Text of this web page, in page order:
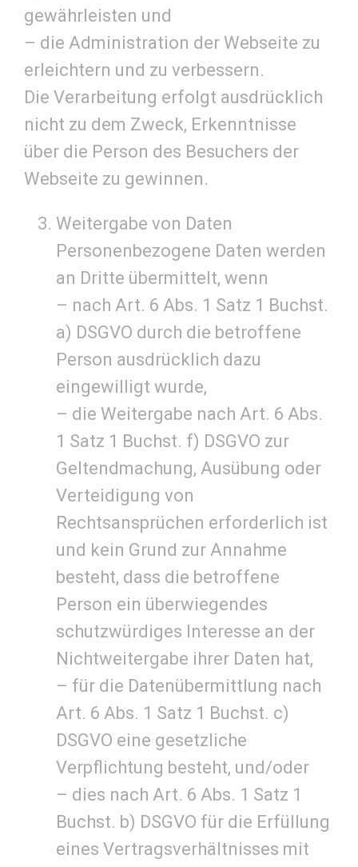
gewährleisten und
– die Administration der Webseite zu
erleichtern und zu verbessern.
Die Verarbeitung erfolgt ausdrücklich
nicht zu dem Zweck, Erkenntnisse
über die Person des Besuchers der
Webseite zu gewinnen.
Weitergabe von Daten
Personenbezogene Daten werden
an Dritte übermittelt, wenn
– nach Art. 6 Abs. 1 Satz 1 Buchst.
a) DSGVO durch die betroffene
Person ausdrücklich dazu
eingewilligt wurde,
– die Weitergabe nach Art. 6 Abs.
1 Satz 1 Buchst. f) DSGVO zur
Geltendmachung, Ausübung oder
Verteidigung von
Rechtsansprüchen erforderlich ist
und kein Grund zur Annahme
besteht, dass die betroffene
Person ein überwiegendes
schutzwürdiges Interesse an der
Nichtweitergabe ihrer Daten hat,
– für die Datenübermittlung nach
Art. 6 Abs. 1 Satz 1 Buchst. c)
DSGVO eine gesetzliche
Verpflichtung besteht, und/oder
– dies nach Art. 6 Abs. 1 Satz 1
Buchst. b) DSGVO für die Erfüllung
eines Vertragsverhältnisses mit